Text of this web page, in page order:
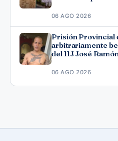
06 AGO 2026
Prisión Provincial
arbitrariamente
del 11J José
06 AGO 2026